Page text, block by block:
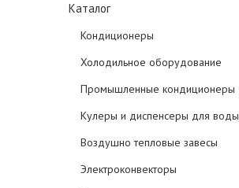
Каталог
Кондиционеры
Холодильное оборудование
Промышленные кондиционеры
Кулеры и диспенсеры для воды
Воздушно тепловые завесы
Электроконвекторы